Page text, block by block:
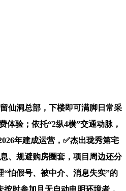
仙洞总部，下楼即可满脚日常采
验；依托“2纵4横”交通动脉，
年建成运营，✅杰出珑秀第宅
、规避购房圈套，项目周边还分
怕假号、被中介、消息失实”的
时参加且无自动申明环境者，